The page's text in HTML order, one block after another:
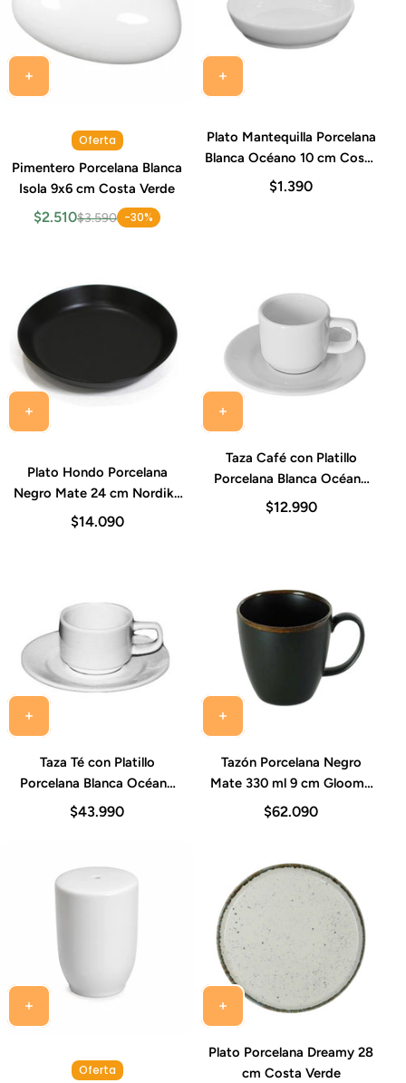
Oferta
Pimentero Porcelana Blanca
Isola 9x6 cm Costa Verde
$2.510$3.590 -30%
Plato Mantequilla Porcelana
Blanca Océano 10 cm Costa
Verde
$1.390
Plato Hondo Porcelana
Negro Mate 24 cm Nordika
Costa Verde
$14.090
Taza Café con Platillo
Porcelana Blanca Océano
90 ml Costa Verde (Set 6
$12.990
Taza Té con Platillo
Porcelana Blanca Océano
200 ml Costa Verde (Set 6
$43.990
Tazón Porcelana Negro
Mate 330 ml 9 cm Gloomy
Costa Verde (Set 6 Piezas)
$62.090
Oferta
Plato Porcelana Dreamy 28
cm Costa Verde